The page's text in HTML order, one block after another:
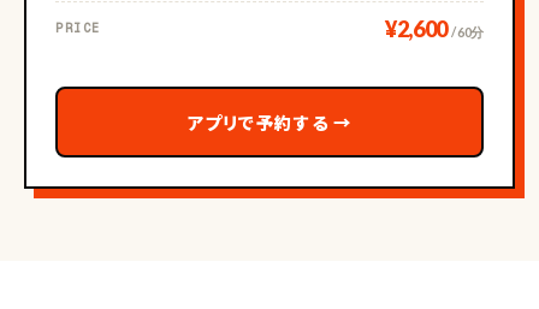
PRICE ¥2,600 / 60分
アプリで予約する →